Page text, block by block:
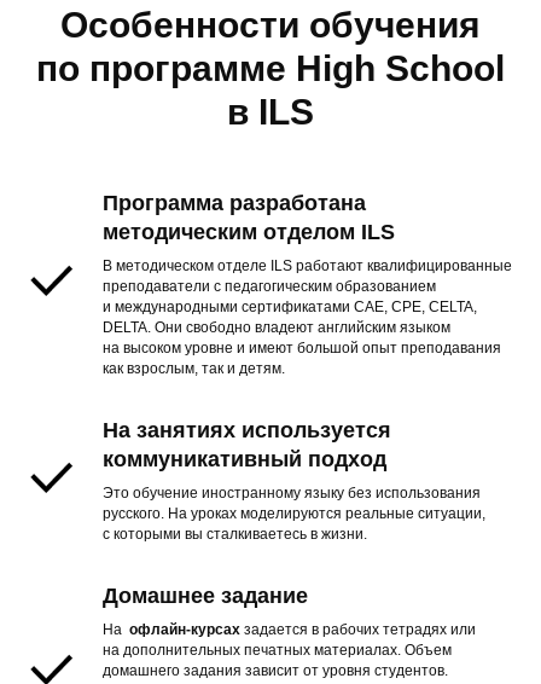
Особенности обучения
по программе High School
в ILS
Программа разработана
методическим отделом ILS
В методическом отделе ILS работают квалифицированные
преподаватели с педагогическим образованием
и международными сертификатами CAE, CPE, CELTA,
DELTA. Они свободно владеют английским языком
на высоком уровне и имеют большой опыт преподавания
как взрослым, так и детям.
На занятиях используется
коммуникативный подход
Это обучение иностранному языку без использования
русского. На уроках моделируются реальные ситуации,
с которыми вы сталкиваетесь в жизни.
Домашнее задание
На офлайн-курсах задается в рабочих тетрадях или
на дополнительных печатных материалах. Объем
домашнего задания зависит от уровня студентов.